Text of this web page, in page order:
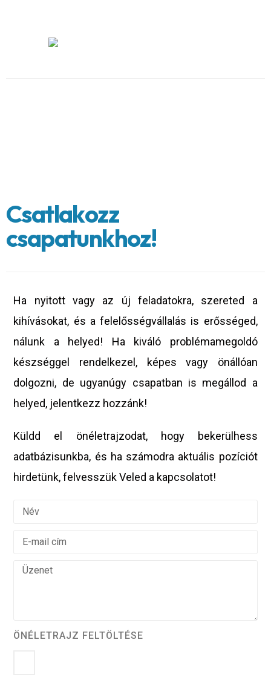
Csatlakozz
csapatunkhoz!
Ha nyitott vagy az új feladatokra, szereted a
kihívásokat, és a felelősségvállalás is erősséged,
nálunk a helyed! Ha kiváló problémamegoldó
készséggel rendelkezel, képes vagy önállóan
dolgozni, de ugyanúgy csapatban is megállod a
helyed, jelentkezz hozzánk!
Küldd el önéletrajzodat, hogy bekerülhess
adatbázisunkba, és ha számodra aktuális pozíciót
hirdetünk, felvesszük Veled a kapcsolatot!
ÖNÉLETRAJZ FELTÖLTÉSE